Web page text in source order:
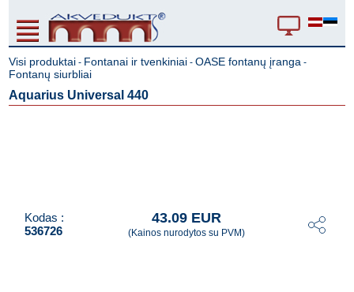
Visi produktai - Fontanai ir tvenkiniai -OASE fontanų įranga -
Fontanų siurbliai
Aquarius Universal 440
Kodas :
536726
43.09 EUR
(Kainos nurodytos su PVM)